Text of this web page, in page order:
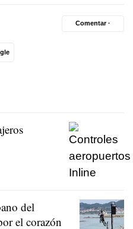
Comentar ·
del
el corazón